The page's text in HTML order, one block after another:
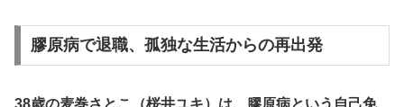
膠原病で退職、孤独な生活からの再出発